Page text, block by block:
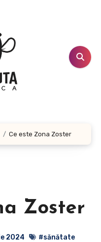
Ce este Zona Zoster
Zoster
2024 #sănătate